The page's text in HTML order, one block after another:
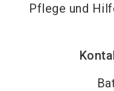
Pflege und